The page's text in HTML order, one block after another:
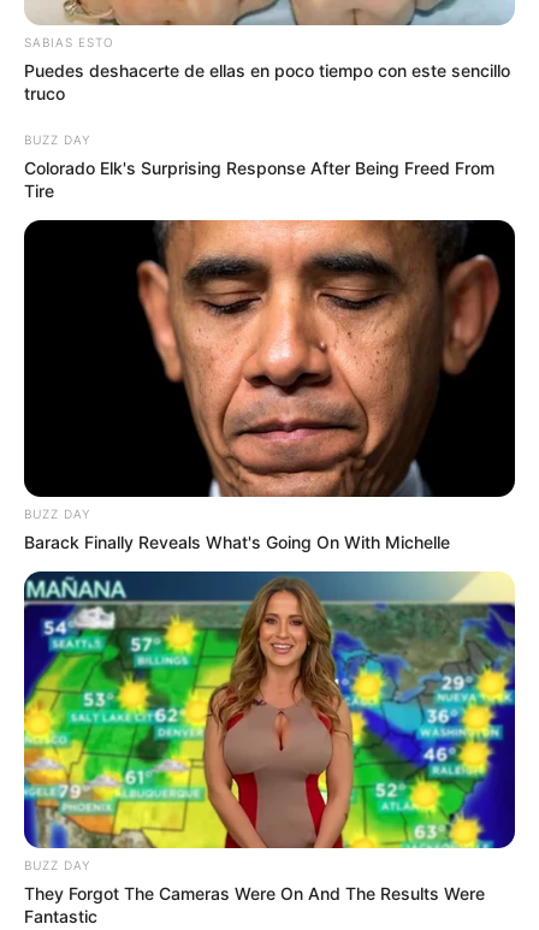
SABIAS ESTO
Puedes deshacerte de ellas en poco tiempo con este sencillo
truco
BUZZ DAY
Colorado Elk's Surprising Response After Being Freed From
Tire
BUZZ DAY
Barack Finally Reveals What's Going On With Michelle
BUZZ DAY
They Forgot The Cameras Were On And The Results Were
Fantastic